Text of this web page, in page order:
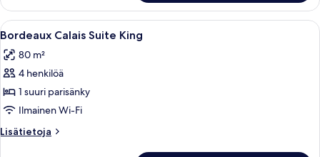
Suite
King
Avaa
kaikki
huonetyypin
Bordeaux
Calais
Suite
King
kuvat
Moderni hotellihuone, jossa on
4
Bordeaux Calais Suite King
80 m²
4 henkilöä
1 suuri parisänky
Ilmainen Wi-Fi
Lisätietoja
Lisätietoja